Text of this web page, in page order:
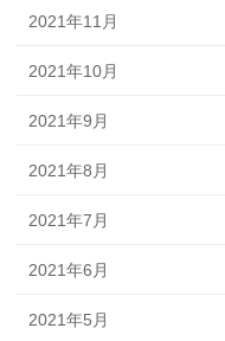
2021年11月
2021年10月
2021年9月
2021年8月
2021年7月
2021年6月
2021年5月